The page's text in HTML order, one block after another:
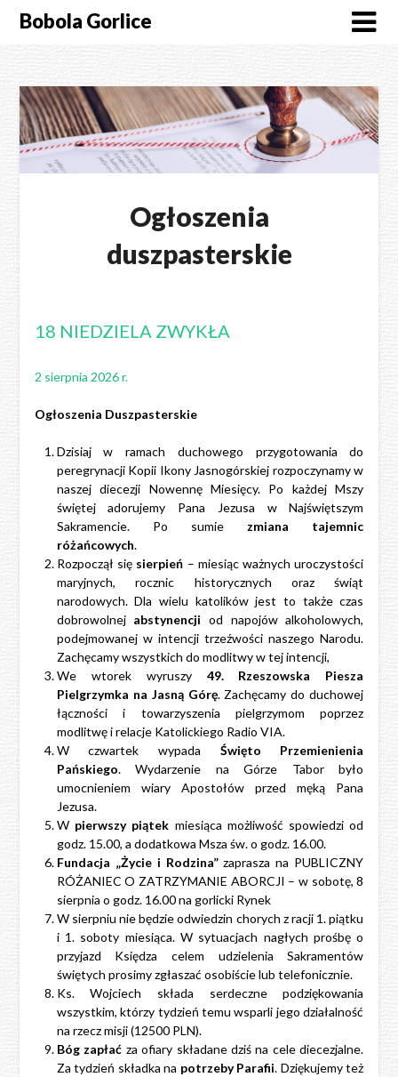
SkipBobola Gorlice
Ogłoszenia
duszpasterskie
18 NIEDZIELA ZWYKŁA
2 sierpnia 2026 r.
Ogłoszenia Duszpasterskie
Dzisiaj w ramach duchowego przygotowania do
peregrynacji Kopii Ikony Jasnogórskiej rozpoczynamy w
naszej diecezji Nowennę Miesięcy. Po każdej Mszy
świętej adorujemy Pana Jezusa w Najświętszym
Sakramencie. Po sumie zmiana tajemnic
różańcowych.
Rozpoczął się sierpień – miesiąc ważnych uroczystości
maryjnych, rocznic historycznych oraz świąt
narodowych. Dla wielu katolików jest to także czas
dobrowolnej abstynencji od napojów alkoholowych,
podejmowanej w intencji trzeźwości naszego Narodu.
Zachęcamy wszystkich do modlitwy w tej intencji,
We wtorek wyruszy 49. Rzeszowska Piesza
Pielgrzymka na Jasną Górę. Zachęcamy do duchowej
łączności i towarzyszenia pielgrzymom poprzez
modlitwę i relacje Katolickiego Radio VIA.
W czwartek wypada Święto Przemienienia
Pańskiego. Wydarzenie na Górze Tabor było
umocnieniem wiary Apostołów przed męką Pana
Jezusa.
W pierwszy piątek miesiąca możliwość spowiedzi od
godz. 15.00, a dodatkowa Msza św. o godz. 16.00.
Fundacja „Życie i Rodzina”zaprasza na PUBLICZNY
RÓŻANIEC O ZATRZYMANIE ABORCJI – w sobotę, 8
sierpnia o godz. 16.00 na gorlicki Rynek
W sierpniu nie będzie odwiedzin chorych z racji 1. piątku
i 1. soboty miesiąca. W sytuacjach nagłych prośbę o
przyjazd Księdza celem udzielenia Sakramentów
świętych prosimy zgłaszać osobiście lub telefonicznie.
Ks. Wojciech składa serdeczne podziękowania
wszystkim, którzy tydzień temu wsparli jego działalność
na rzecz misji (12500 PLN).
Bóg zapłać za ofiary składane dziś na cele diecezjalne.
Za tydzień składka na potrzeby Parafii. Dziękujemy też